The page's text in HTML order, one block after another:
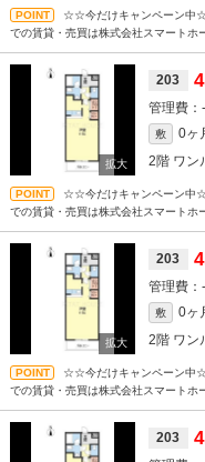
☆☆今だけキャンペーン中
での賃貸・売買は株式会社スマート
(^^)/☆
203
-
敷 0ヶ
2階 ワン
☆☆今だけキャンペーン中
での賃貸・売買は株式会社スマート
(^^)/☆
203
-
敷 0ヶ
2階 ワン
☆☆今だけキャンペーン中
での賃貸・売買は株式会社スマート
(^^)/☆
203